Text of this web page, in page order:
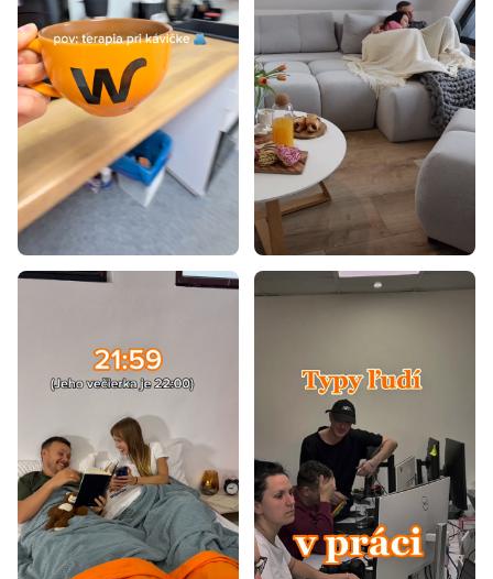
Lacné konferenčné stolíky
Konferenčné stolíky biely lesk